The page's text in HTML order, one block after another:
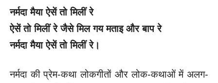
नर्मदा मैया ऐसें तो मिलीं रे
ऐसें तो मिलीं रे जैसे मिल गय मताइ और बाप रे
नर्मदा मैया ऐसें तो मिलीं रे।
नर्मदा की प्रेम-कथा लोकगीतों और लोक-कथाओं में अलग-